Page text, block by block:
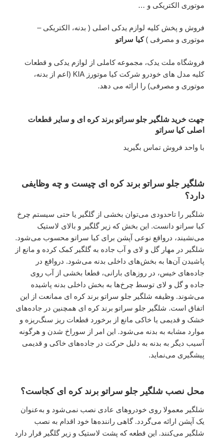
موتوری الکتریکی و …
فروش و پخش کلیه لوازم یدکی اصلی ( بدنه، الکتریکی –
موتوری و مصرفی )کیا سراتو
فروشگاه ملت یدک، مجموعه کاملی از لوازم یدکی و قطعات
کلیه مدل های خودرو شرکت کیا موتورز KIA (اعم از بدنه،
موتوری و مصرفی) را ارائه می دهد.
جهت خرید شلگیر جلو سراتو برند کره ای و سایر قطعات
اصلی کیا سراتو
با واحد فروش تماس بگیرید
شلگیر جلو سراتو برند کره ای چیست و چه وظایفی
دارد؟
شلگیر را تاحدودی می‌توان بخشی از گلگیر یا حتی سیستم چرخ
کیا سراتو دانست. این بخش که زیر گلگیر و بالای لاستیک
می‌نشیند، درواقع نوعی آپشن برای کیا سراتو محسوب می‌شود.
شلگیر در مهار گل و لای و آب جاده به گلگیر کمک کرده و مانع از
پاشیدن آن‌ها به بخش‌های داخلی بدنه می‌شود. درواقع در
جاده‌های خیس، در روزهای بارانی، قطعا بخشی از آب روی
جاده و گل و لای توسط چرخ‌ها به بخش داخلی بدنه پاشیده
می‌شوند. وظیفه شلگیر جلو سراتو برند کره ای ممانعت از این
اتفاق است. شلگیر جلو سراتو برند کره ای همچنین در جاده‌های
خشک و قدیمی یا خاکی مانع از برخورد قطعات ریز سنگ‌ریزه و
موارد مشابه به بدنه می‌شود. این امر از سوراخ شدن و هرگونه
آسیب دیگر به بدنه به دلیل حرکت در جاده‌های خاکی و قدیمی
پیشگیری می‌نماید.
محل نصب شلگیر جلو سراتو برند کره ای کجاست؟
شلگیر معمولا روی خودروهای عادی نصب نمی‌شود و به‌عنوان
یک آپشن ارائه می‌گردد. گاهی راننده‌ها خود اقدام به نصب
شلگیر می‌کنند. این قطعه که پشت لاستیک و زیر گلگیر قرار دارد